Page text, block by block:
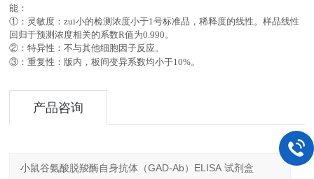
能：
①：灵敏度：zui小的检测浓度小于1号标准品，稀释度的线性。样品线性
回归于预测浓度相关的系数R值为0.990。
②：特异性：不与其他细胞因子反应。
③：重复性：版内，板间变异系数均小于10%。
产品咨询